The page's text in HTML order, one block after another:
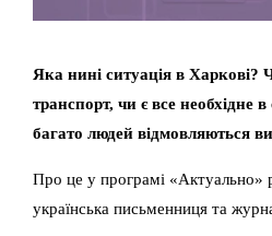
Яка нині ситуація в
транспорт, чи є все необхідне
багато людей відмовляються
Про це у програмі «Актуально»
українська письменниця та